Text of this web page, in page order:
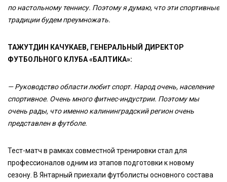
по настольному теннису. Поэтому я думаю, что эти спортивные
традиции будем преумножать.
ТАЖУТДИН КАЧУКАЕВ, ГЕНЕРАЛЬНЫЙ ДИРЕКТОР
ФУТБОЛЬНОГО КЛУБА «БАЛТИКА»:
— Руководство области любит спорт. Народ очень, население
спортивное. Очень много фитнес-индустрии. Поэтому мы
очень рады, что именно калининградский регион очень
представлен в футболе.
Тест-матч в рамках совместной тренировки стал для
профессионалов одним из этапов подготовки к новому
сезону. В Янтарный приехали футболисты основного состава